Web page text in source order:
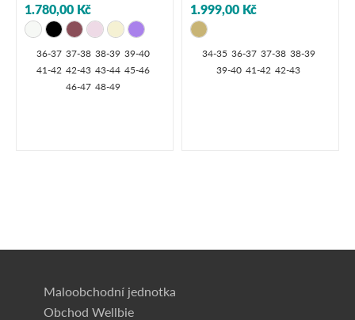
1.780,00 Kč
36-37 37-38 38-39 39-40
41-42 42-43 43-44 45-46
46-47 48-49
1.999,00 Kč
34-35 36-37 37-38 38-39
39-40 41-42 42-43
Maloobchodní jednotka
Obchod Wellbie